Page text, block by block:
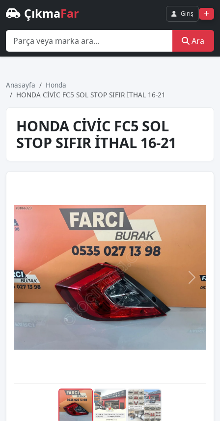
ÇıkmaFar Giriş
Ara
Anasayfa
Honda
HONDA CİVİC FC5 SOL STOP SIFIR İTHAL 16-21
HONDA CİVİC FC5 SOL
STOP SIFIR İTHAL 16-21